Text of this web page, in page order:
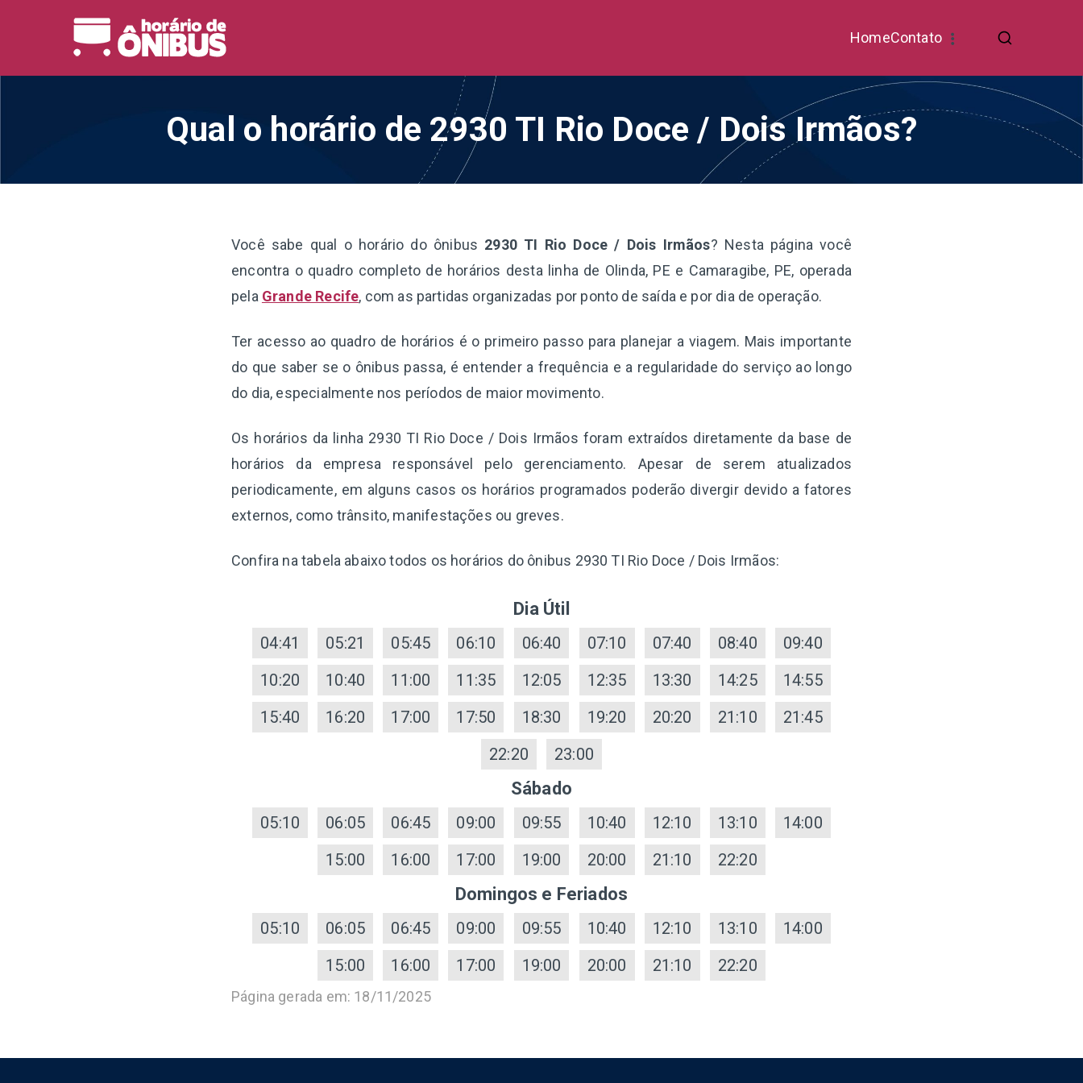
HomeContato
Qual o horário de 2930 TI Rio Doce / Dois Irmãos?
Você sabe qual o horário do ônibus 2930 TI Rio Doce / Dois Irmãos? Nesta página você
encontra o quadro completo de horários desta linha de Olinda, PE e Camaragibe, PE, operada
pela Grande Recife, com as partidas organizadas por ponto de saída e por dia de operação.
Ter acesso ao quadro de horários é o primeiro passo para planejar a viagem. Mais importante
do que saber se o ônibus passa, é entender a frequência e a regularidade do serviço ao longo
do dia, especialmente nos períodos de maior movimento.
Os horários da linha 2930 TI Rio Doce / Dois Irmãos foram extraídos diretamente da base de
horários da empresa responsável pelo gerenciamento. Apesar de serem atualizados
periodicamente, em alguns casos os horários programados poderão divergir devido a fatores
externos, como trânsito, manifestações ou greves.
Confira na tabela abaixo todos os horários do ônibus 2930 TI Rio Doce / Dois Irmãos:
Dia Útil
04:41 05:21 05:45 06:10 06:40 07:10 07:40 08:40
09:40
10:20
10:40 11:00 11:35 12:05 12:35 13:30 14:25
14:55
15:40
16:20 17:00 17:50 18:30 19:20 20:20 21:10
21:45
22:20
23:00
Sábado
05:10 06:05 06:45 09:00 09:55 10:40 12:10 13:10
14:00
15:00
16:00 17:00 19:00 20:00 21:10 22:20
Domingos e Feriados
05:10 06:05 06:45 09:00 09:55 10:40 12:10 13:10
14:00
15:00
16:00 17:00 19:00 20:00 21:10 22:20
Página gerada em: 18/11/2025